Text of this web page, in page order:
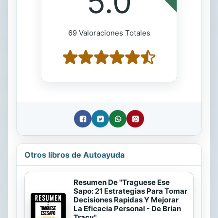
69 Valoraciones Totales
Otros libros de Autoayuda
Resumen De "Traguese Ese
Sapo: 21 Estrategias Para Tomar
Decisiones Rapidas Y Mejorar
La Eficacia Personal - De Brian